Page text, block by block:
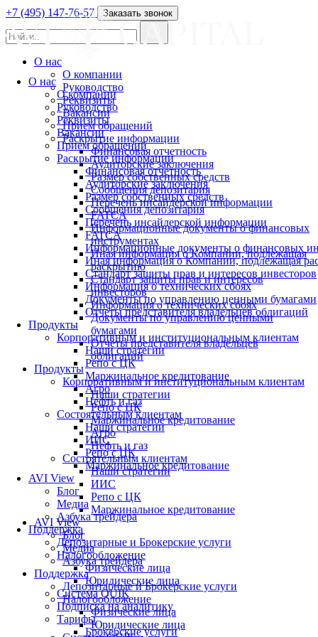
О нас
О компании
Руководство
Реквизиты
Вакансии
Прием обращений
Раскрытие информации
Финансовая отчетность
Аудиторские заключения
Размер собственных средств
Сообщения депозитария
Перечень инсайдерской информации
FATCA
Информационные документы о финансовых
Иная информация о Компании, подлежащая
Стандарт защиты прав и интересов инвесторов
Информация о технических сбоях
Документы по управлению ценными бумагами
Отчеты представителя владельцев облигаций
Продукты
Корпоративным и институциональным клиентам
Наши стратегии
Репо с ЦК
Маржинальное кредитование
Агро
Нефть и газ
Состоятельным клиентам
Наши стратегии
ИИС
Репо с ЦК
Маржинальное кредитование
AVI View
Блог
Медиа
Азбука трейдера
Поддержка
Депозитарные и Брокерские услуги
Налогообложение
Физические лица
Юридические лица
Система QUIK
Подписка на аналитику
Тарифы
Брокерские услуги
+7 (495) 147-76-57 Заказать звонок
О нас
О компании
Руководство
Реквизиты
Вакансии
Прием обращений
Раскрытие информации
Финансовая отчетность
Аудиторские заключения
Размер собственных средств
Сообщения депозитария
Перечень инсайдерской информации
FATCA
Информационные документы о финансовых
инструментах
Иная информация о Компании, подлежащая
раскрытию
Стандарт защиты прав и интересов
инвесторов
Информация о технических сбоях
Документы по управлению ценными
бумагами
Отчеты представителя владельцев
облигаций
Продукты
Корпоративным и институциональным клиентам
Наши стратегии
Репо с ЦК
Маржинальное кредитование
Агро
Нефть и газ
Состоятельным клиентам
Наши стратегии
ИИС
Репо с ЦК
Маржинальное кредитование
AVI View
Блог
Медиа
Азбука трейдера
Поддержка
Депозитарные и Брокерские услуги
Налогообложение
Физические лица
Юридические лица